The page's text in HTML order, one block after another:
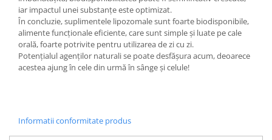
iar impactul unei substanțe este optimizat.
În concluzie, suplimentele lipozomale sunt foarte biodisponibile,
alimente funcționale eficiente, care sunt simple și luate pe cale
orală, foarte potrivite pentru utilizarea de zi cu zi.
Potențialul agenților naturali se poate desfășura acum, deoarece
acestea ajung în cele din urmă în sânge și celule!
Informatii conformitate produs